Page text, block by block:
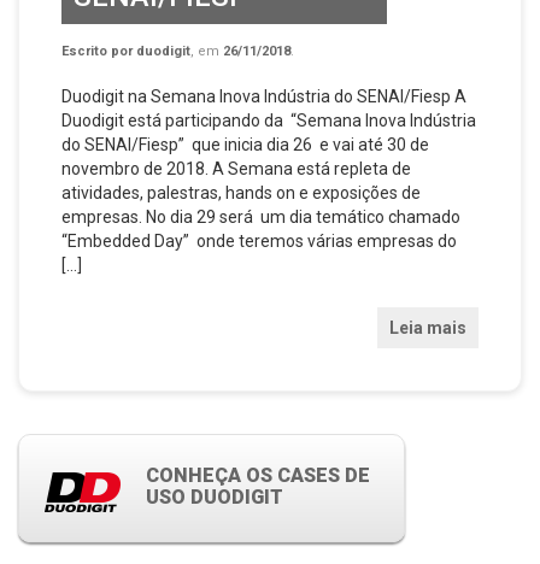
Escrito por duodigit, em 26/11/2018.
Duodigit na Semana Inova Indústria do SENAI/Fiesp A
Duodigit está participando da “Semana Inova Indústria
do SENAI/Fiesp” que inicia dia 26 e vai até 30 de
novembro de 2018. A Semana está repleta de
atividades, palestras, hands on e exposições de
empresas. No dia 29 será um dia temático chamado
“Embedded Day” onde teremos várias empresas do
[…]
Leia mais
CONHEÇA OS CASES DE
USO DUODIGIT